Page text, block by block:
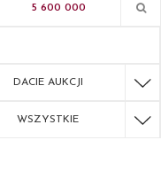
DACIE AUKCJI
WSZYSTKIE